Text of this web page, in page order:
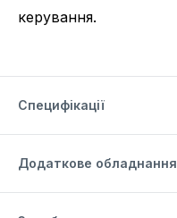
керування.
Специфікації
Додаткове обладнання